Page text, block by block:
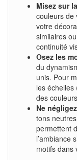
Misez sur
couleurs de
votre
similaires
continuité
Osez les
du
unis. Pour
les
des
Ne
tons
permettent
l’ambiance
motifs dans